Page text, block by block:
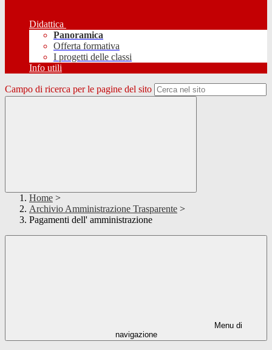
Didattica
Panoramica
Offerta formativa
I progetti delle classi
Info utili
Campo di ricerca per le pagine del sito
Home >
Archivio Amministrazione Trasparente >
Pagamenti dell' amministrazione
Menu di
navigazione